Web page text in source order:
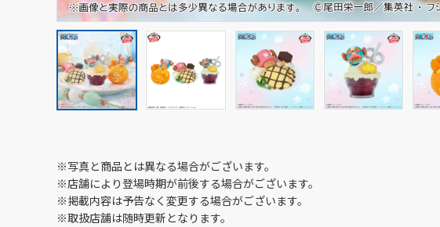
※写真と商品とは異なる場合がございます。
※店舗により登場時期が前後する場合がございます。
※掲載内容は予告なく変更する場合がございます。
※取扱店舗は随時更新となります。